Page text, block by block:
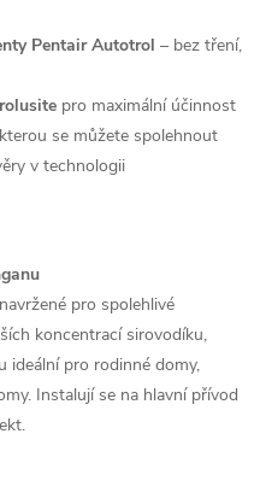
Pentair Autotrol – bez tření,
pro maximální účinnost
se můžete spolehnout
v technologii
pro spolehlivé
koncentrací sirovodíku,
ideální pro rodinné domy,
Instalují se na hlavní přívod